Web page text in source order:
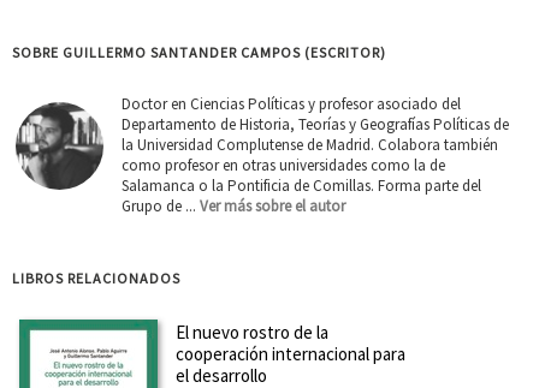
SOBRE GUILLERMO SANTANDER CAMPOS (ESCRITOR)
Doctor en Ciencias Políticas y profesor asociado del
Departamento de Historia, Teorías y Geografías Políticas de
la Universidad Complutense de Madrid. Colabora también
como profesor en otras universidades como la de
Salamanca o la Pontificia de Comillas. Forma parte del
Grupo de ... Ver más sobre el autor
LIBROS RELACIONADOS
El nuevo rostro de la
cooperación internacional para
el desarrollo